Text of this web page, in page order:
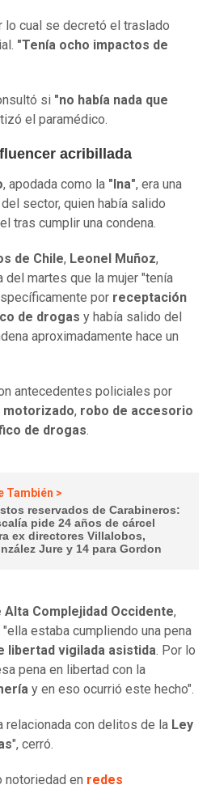
lo cual se decretó el traslado
"Tenía ocho impactos de
si "no había nada que
el paramédico.
acribillada
, apodada como la "Ina", era una
sector, quien había salido
tras cumplir una condena.
de Chile, Leonel Muñoz,
del martes que la mujer "tenía
por receptación
de drogas y había salido del
aproximadamente hace un
antecedentes policiales por
motorizado, robo de accesorio
de drogas.
También >
reservados de Carabineros:
pide 24 años de cárcel
ex directores Villalobos,
Jure y 14 para Gordon
Alta Complejidad Occidente,
estaba cumpliendo una pena
libertad vigilada asistida. Por lo
pena en libertad con la
y en eso ocurrió este hecho".
relacionada con delitos de la Ley
", cerró.
notoriedad en redes